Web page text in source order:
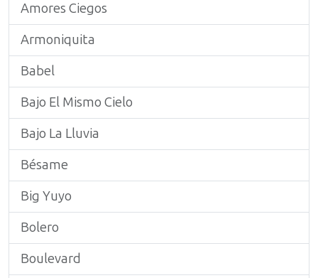
Amores Ciegos
Armoniquita
Babel
Bajo El Mismo Cielo
Bajo La Lluvia
Bésame
Big Yuyo
Bolero
Boulevard